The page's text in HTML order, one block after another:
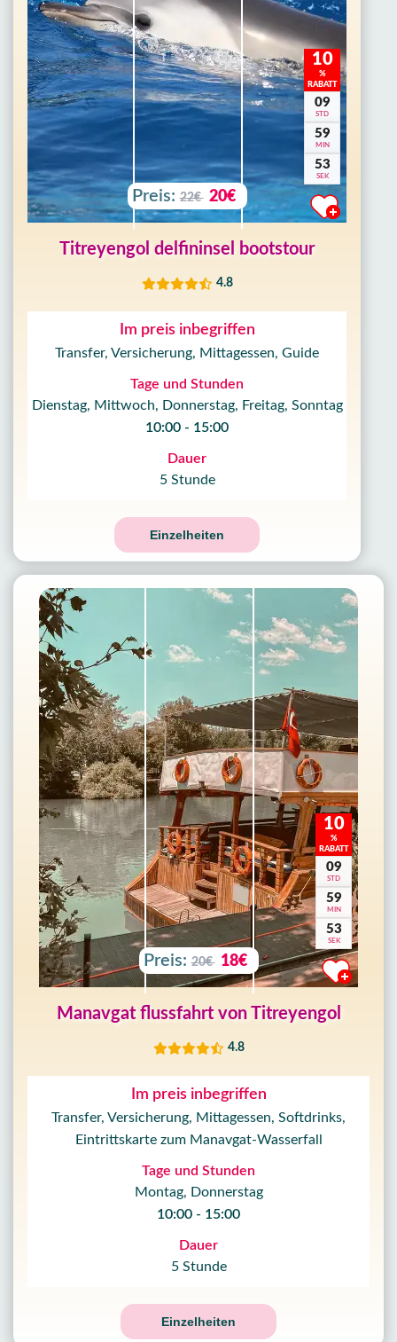
10
%
RABATT
09
STD
59
MIN
50
SEK
Preis: 22€ 20€
Titreyengol delfininsel bootstour
4.8
Im preis inbegriffen
Transfer, Versicherung, Mittagessen, Guide
Tage und Stunden
Dienstag, Mittwoch, Donnerstag, Freitag, Sonntag
10:00 - 15:00
Dauer
5 Stunde
Einzelheiten
10
%
RABATT
09
STD
59
MIN
50
SEK
Preis: 20€ 18€
Manavgat flussfahrt von Titreyengol
4.8
Im preis inbegriffen
Transfer, Versicherung, Mittagessen, Softdrinks,
Eintrittskarte zum Manavgat-Wasserfall
Tage und Stunden
Montag, Donnerstag
10:00 - 15:00
Dauer
5 Stunde
Einzelheiten